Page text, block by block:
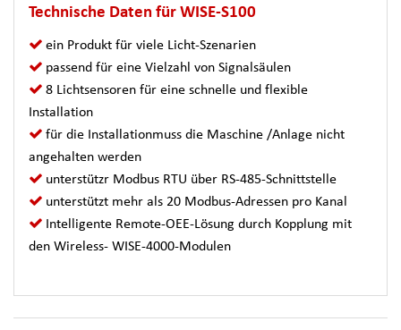
Technische Daten für WISE-S100
ein Produkt für viele Licht-Szenarien
passend für eine Vielzahl von Signalsäulen
8 Lichtsensoren für eine schnelle und flexible
Installation
für die Installationmuss die Maschine /Anlage nicht
angehalten werden
unterstützr Modbus RTU über RS-485-Schnittstelle
unterstützt mehr als 20 Modbus-Adressen pro Kanal
Intelligente Remote-OEE-Lösung durch Kopplung mit
den Wireless- WISE-4000-Modulen